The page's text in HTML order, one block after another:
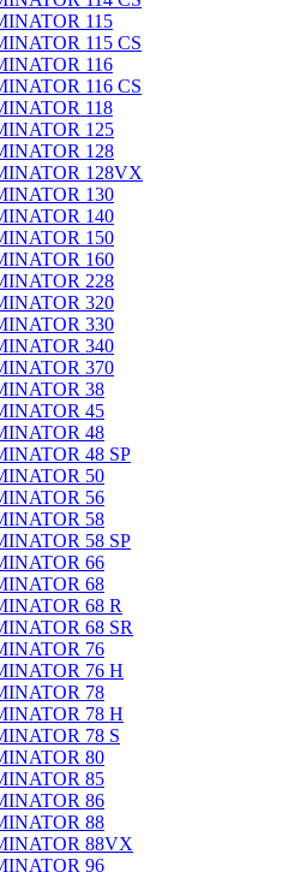
115
115 CS
116
116 CS
118
125
128
128VX
130
140
150
160
228
320
330
340
370
38
45
48
48 SP
50
56
58
58 SP
66
68
68 R
68 SR
76
76 H
78
78 H
78 S
80
85
86
88
88VX
96